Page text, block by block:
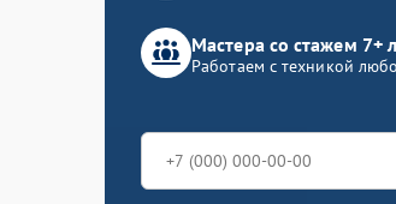
Мастера со стажем 7+
Работаем с техникой